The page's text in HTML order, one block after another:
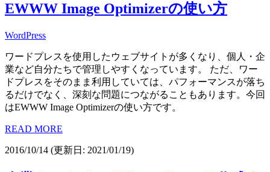
EWWW Image Optimizerの使い方
WordPress
ワードプレスを使用したウェブサイトが多くなり、個人・企
業など自分たちで管理しやすくなっています。 ただ、ワー
ドプレスをそのまま利用していては、パフォーマンスが落ち
るだけでなく、深刻な問題につながることもあります。今回
はEWWW Image Optimizerの使い方です。
READ MORE
2016/10/14 (更新日: 2021/01/19)